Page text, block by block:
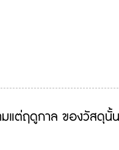
ฤดูกาล ของวัสดุนั้น